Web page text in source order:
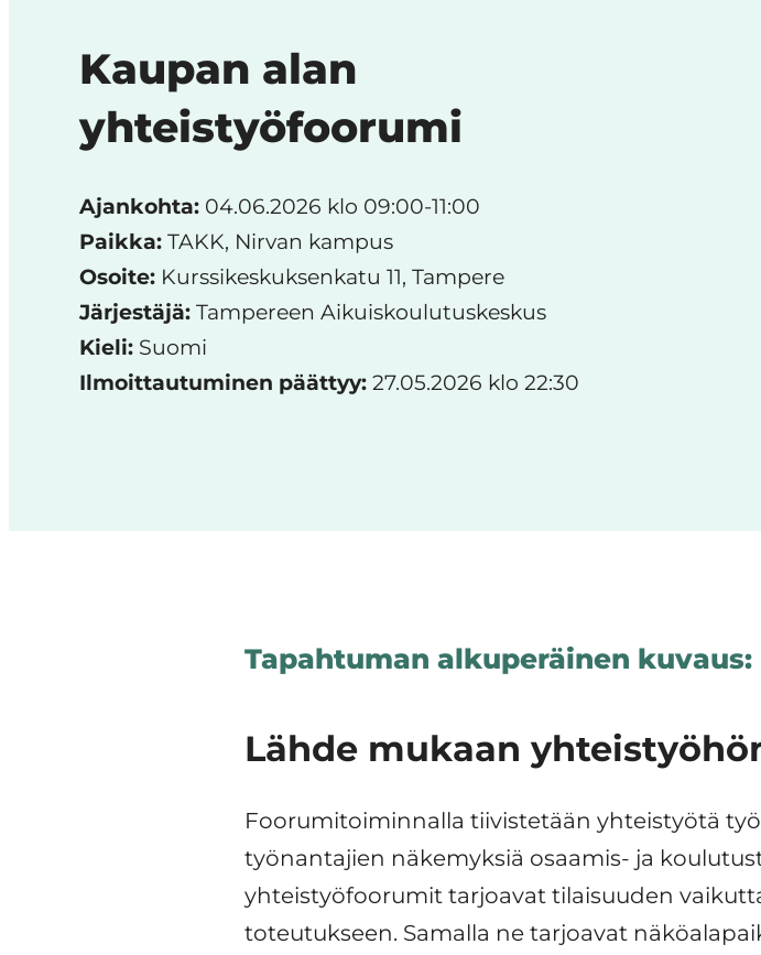
in
Tampere
Region
Kaupan alan
yhteistyöfoorumi
Ajankohta: 04.06.2026 klo 09:00-11:00
Paikka: TAKK, Nirvan kampus
Osoite: Kurssikeskuksenkatu 11, Tampere
Järjestäjä: Tampereen Aikuiskoulutuskeskus
Kieli: Suomi
Ilmoittautuminen päättyy: 27.05.2026 klo 22:30
Tapahtuman alkuperäinen kuvaus:
Lähde mukaan
Foorumitoiminnalla tiivistetään yhteistyötä
työnantajien näkemyksiä osaamis- ja
yhteistyöfoorumit tarjoavat tilaisuuden
toteutukseen. Samalla ne tarjoavat